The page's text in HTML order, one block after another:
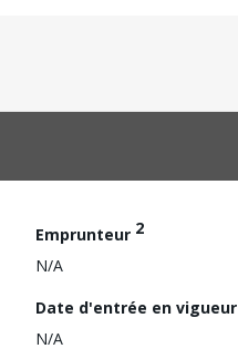
Emprunteur 2
N/A
Date d'entrée en vigueur
N/A